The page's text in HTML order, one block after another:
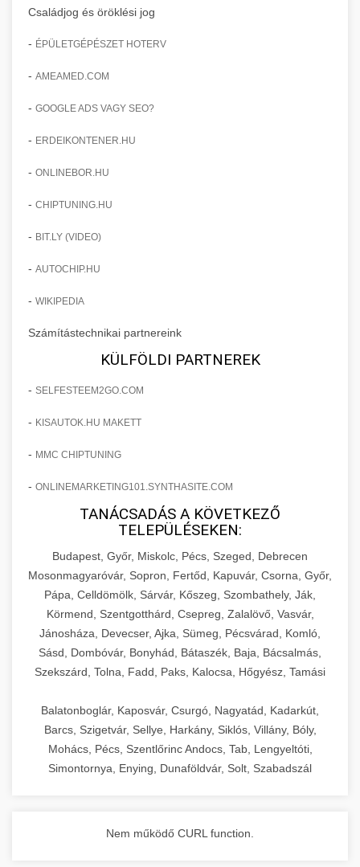
Családjog és öröklési jog
- ÉPÜLETGÉPÉSZET HOTERV
- AMEAMED.COM
- GOOGLE ADS VAGY SEO?
- ERDEIKONTENER.HU
- ONLINEBOR.HU
- CHIPTUNING.HU
- BIT.LY (VIDEO)
- AUTOCHIP.HU
- WIKIPEDIA
Számítástechnikai partnereink
KÜLFÖLDI PARTNEREK
- SELFESTEEM2GO.COM
- KISAUTOK.HU MAKETT
- MMC CHIPTUNING
- ONLINEMARKETING101.SYNTHASITE.COM
TANÁCSADÁS A KÖVETKEZŐ
TELEPÜLÉSEKEN:
Budapest, Győr, Miskolc, Pécs, Szeged, Debrecen
Mosonmagyaróvár, Sopron, Fertőd, Kapuvár, Csorna, Győr,
Pápa, Celldömölk, Sárvár, Kőszeg, Szombathely, Ják,
Körmend, Szentgotthárd, Csepreg, Zalalövő, Vasvár,
Jánosháza, Devecser, Ajka, Sümeg, Pécsvárad, Komló,
Sásd, Dombóvár, Bonyhád, Bátaszék, Baja, Bácsalmás,
Szekszárd, Tolna, Fadd, Paks, Kalocsa, Hőgyész, Tamási
Balatonboglár, Kaposvár, Csurgó, Nagyatád, Kadarkút,
Barcs, Szigetvár, Sellye, Harkány, Siklós, Villány, Bóly,
Mohács, Pécs, Szentlőrinc Andocs, Tab, Lengyeltóti,
Simontornya, Enying, Dunaföldvár, Solt, Szabadszál
Nem működő CURL function.